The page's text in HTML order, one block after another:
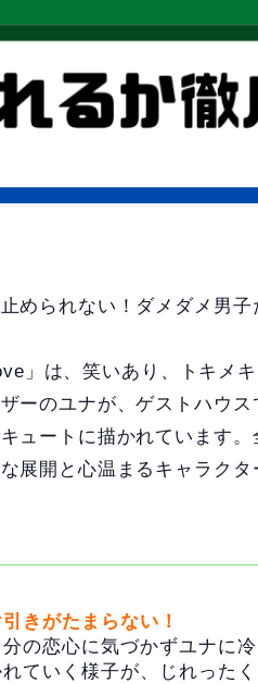
められない！ダメダメ男
」は、笑いあり、トキメ
ーのユナが、ゲストハウ
ュートに描かれています
展開と心温まるキャラクタ
きがたまらない！
の恋心に気づかずユナに
ていく様子が、じれった